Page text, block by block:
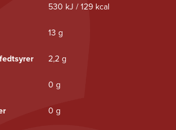
530 kJ / 129 kcal
13 g
2,2 g
0 g
0 g